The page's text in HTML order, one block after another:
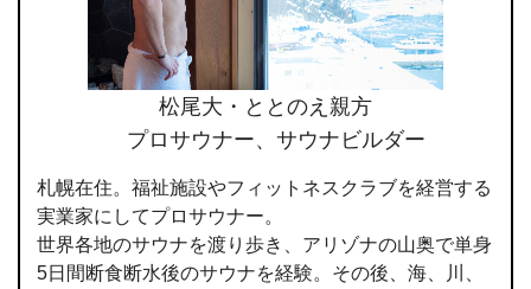
松尾大・ととのえ親方
プロサウナー、サウナビルダー
札幌在住。福祉施設やフィットネスクラブを経営する
実業家にしてプロサウナー。
世界各地のサウナを渡り歩き、アリゾナの山奥で単身
5日間断食断水後のサウナを経験。その後、海、川、